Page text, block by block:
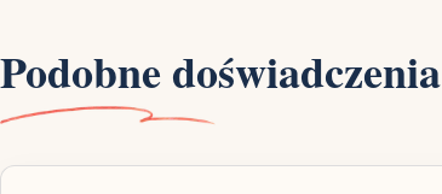
Podobne doświadczenia